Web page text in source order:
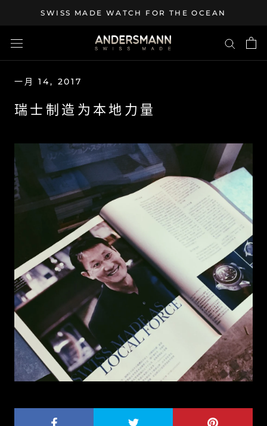
content
SWISS MADE WATCH FOR THE OCEAN
一月 14, 2017
瑞士制造为本地力量